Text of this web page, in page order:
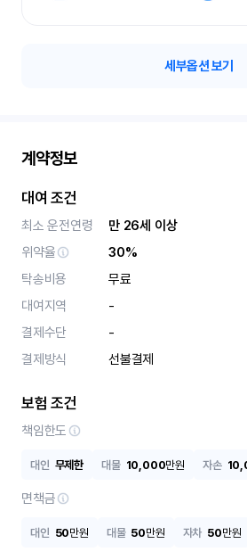
세부옵션 보기
계약정보
대여 조건
최소 운전연령
만 26세 이상
위약율
30%
탁송비용
무료
대여지역
-
결제수단
-
결제방식
선불결제
보험 조건
책임한도
대인 무제한 대물 10,000만원 자손
면책금
대인 50만원 대물 50만원 자차 50만원